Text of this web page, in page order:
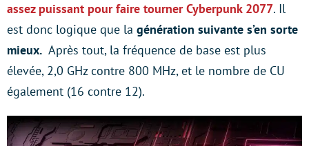
assez puissant pour faire tourner Cyberpunk 2077. Il
est donc logique que la génération suivante s’en sorte
mieux. Après tout, la fréquence de base est plus
élevée, 2,0 GHz contre 800 MHz, et le nombre de CU
également (16 contre 12).